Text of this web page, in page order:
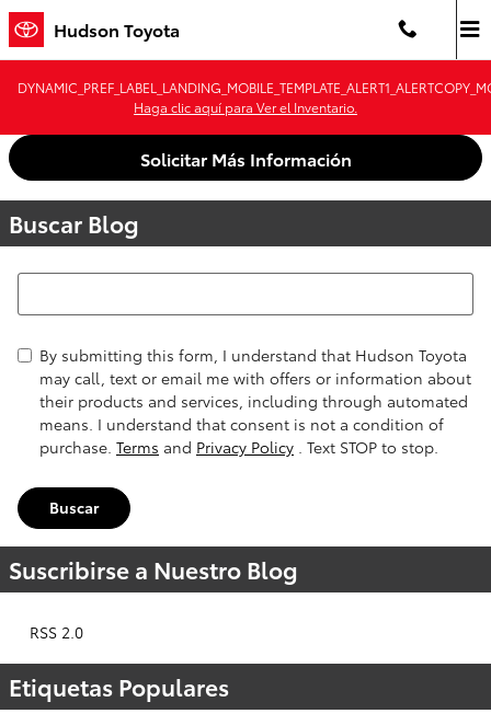
Saltar al contenido principal
Hudson Toyota
Haga clic aquí para Ver el Inventario.
Solicitar Más Información
Buscar Blog
Buscar Blog
By submitting this form, I understand that Hudson Toyota
may call, text or email me with offers or information about
their products and services, including through automated
means. I understand that consent is not a condition of
purchase. Terms and Privacy Policy . Text STOP to stop.
Buscar
Suscribirse a Nuestro Blog
RSS 2.0
Etiquetas Populares